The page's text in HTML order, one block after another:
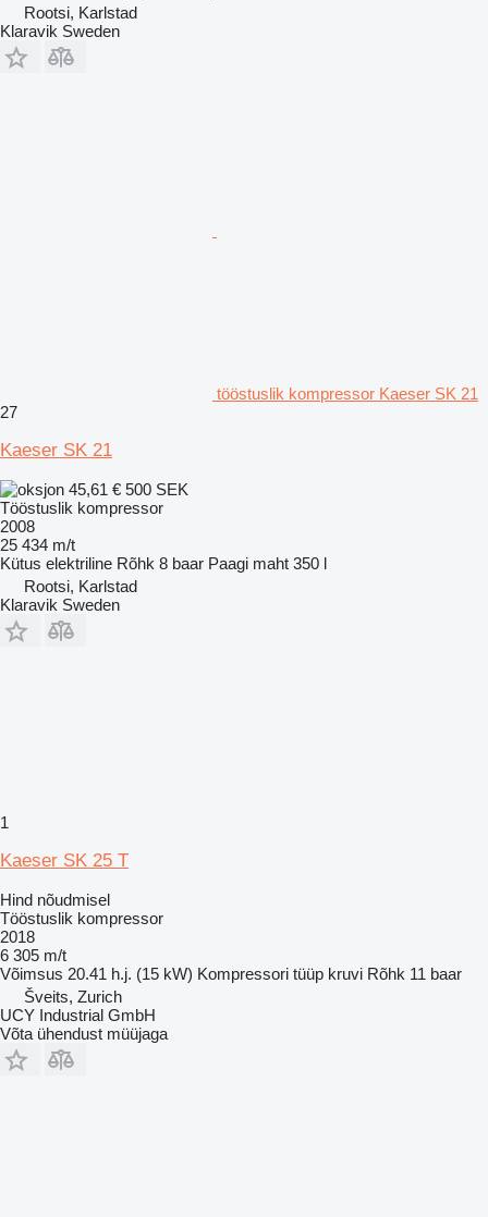
Rootsi, Karlstad
Klaravik Sweden
tööstuslik kompressor Kaeser SK 21
27
Kaeser SK 21
45,61 € 500 SEK
Tööstuslik kompressor
2008
25 434 m/t
Kütus elektriline Rõhk 8 baar Paagi maht 350 l
Rootsi, Karlstad
Klaravik Sweden
1
Kaeser SK 25 T
Hind nõudmisel
Tööstuslik kompressor
2018
6 305 m/t
Võimsus 20.41 h.j. (15 kW) Kompressori tüüp kruvi Rõhk 11 baar
Šveits, Zurich
UCY Industrial GmbH
Võta ühendust müüjaga